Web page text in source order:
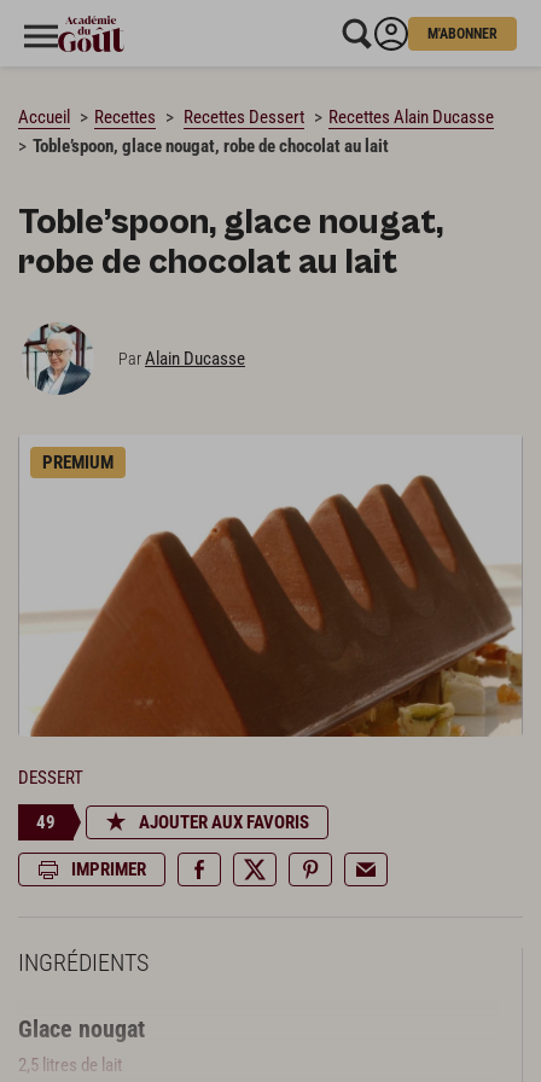
M'ABONNER
Accueil Recettes Recettes Dessert
Recettes Alain Ducasse
Toble’spoon, glace nougat, robe de chocolat au lait
Toble’spoon, glace nougat,
robe de chocolat au lait
ParAlain Ducasse
PREMIUM
DESSERT
49 AJOUTER AUX FAVORIS
IMPRIMER
INGRÉDIENTS
Glace nougat
2,5 litres de lait
CHARGEMENT…